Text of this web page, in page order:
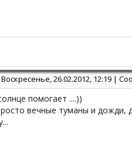
26.02.2012, 12:19 |
помогает ....))
вечные туманы и